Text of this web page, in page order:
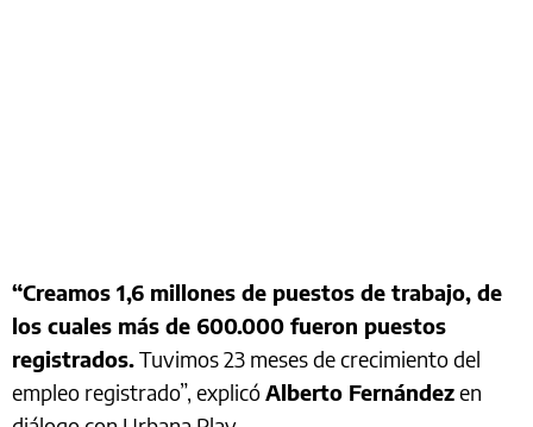
“Creamos 1,6 millones de puestos de trabajo, de
los cuales más de 600.000 fueron puestos
registrados.Tuvimos 23 meses de crecimiento del
empleo registrado”, explicóAlberto Fernándezen